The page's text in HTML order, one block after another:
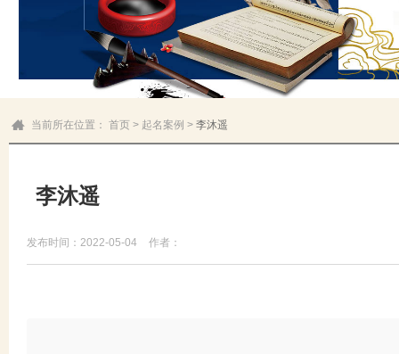
当前所在位置： 首页 > 起名案例 > 李沐遥
李沐遥
发布时间：2022-05-04 作者：